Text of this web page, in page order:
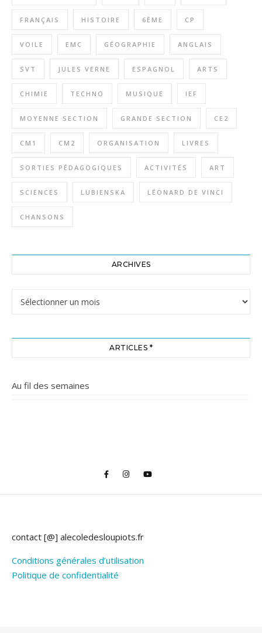
FRANÇAIS HISTOIRE 6ÈME CP
VOILE EMC GÉOGRAPHIE ANGLAIS
SVT JULES VERNE ESPAGNOL ARTS
CHIMIE TECHNO MUSIQUE IEF
MOYENNE SECTION GRANDE SECTION CE2
CM1 CM2 ORGANISATION LIVRES
SORTIES PÉDAGOGIQUES ACTIVITÉS ART
SCIENCES LUBIENSKA LÉONARD DE VINCI
CHANSONS
ARCHIVES
ARTICLES *
Au fil des semaines
contact [@] alecoledesloupiots.fr
Conditions générales d’utilisation
Politique de confidentialité